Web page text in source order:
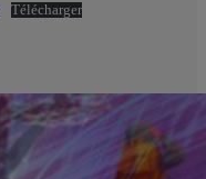
Télécharger